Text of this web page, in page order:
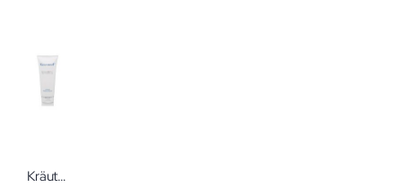
KräuterhoF Reinigungsgel Hyaluron+Phytokomplex 200 ml